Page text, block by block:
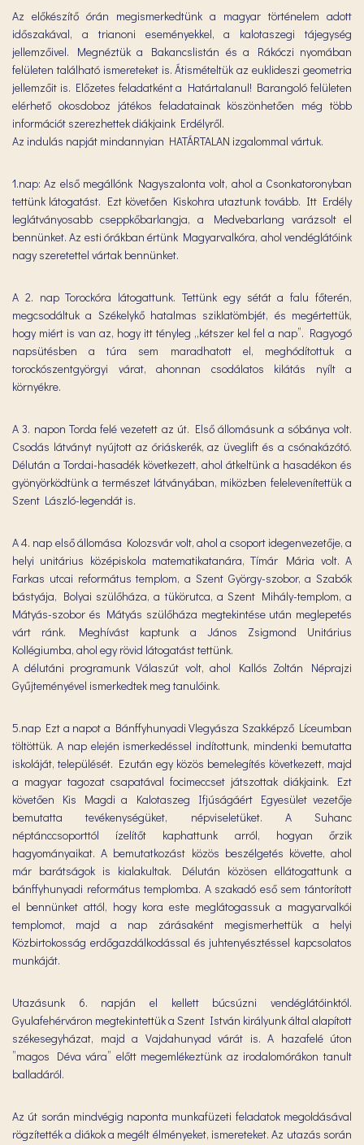
Az előkészítő órán megismerkedtünk a magyar történelem adott
időszakával, a trianoni eseményekkel, a kalotaszegi tájegység
jellemzőivel. Megnéztük a Bakancslistán és a Rákóczi nyomában
felületen található ismereteket is. Átismételtük az euklideszi geometria
jellemzőit is. Előzetes feladatként a Határtalanul! Barangoló felületen
elérhető okosdoboz játékos feladatainak köszönhetően még több
információt szerezhettek diákjaink Erdélyről.
Az indulás napját mindannyian HATÁRTALAN izgalommal vártuk.
1.nap: Az első megállónk Nagyszalonta volt, ahol a Csonkatoronyban
tettünk látogatást. Ezt követően Kiskohra utaztunk tovább. Itt Erdély
leglátványosabb cseppkőbarlangja, a Medvebarlang varázsolt el
bennünket. Az esti órákban értünk Magyarvalkóra, ahol vendéglátóink
nagy szeretettel vártak bennünket.
A 2. nap Torockóra látogattunk. Tettünk egy sétát a falu főterén,
megcsodáltuk a Székelykő hatalmas sziklatömbjét, és megértettük,
hogy miért is van az, hogy itt tényleg „kétszer kel fel a nap”. Ragyogó
napsütésben a túra sem maradhatott el, meghódítottuk a
torockószentgyörgyi várat, ahonnan csodálatos kilátás nyílt a
környékre.
A 3. napon Torda felé vezetett az út. Első állomásunk a sóbánya volt.
Csodás látványt nyújtott az óriáskerék, az üveglift és a csónakázótó.
Délután a Tordai-hasadék következett, ahol átkeltünk a hasadékon és
gyönyörködtünk a természet látványában, miközben felelevenítettük a
Szent László-legendát is.
A 4. nap első állomása Kolozsvár volt, ahol a csoport idegenvezetője, a
helyi unitárius középiskola matematikatanára, Tímár Mária volt. A
Farkas utcai református templom, a Szent György-szobor, a Szabók
bástyája, Bolyai szülőháza, a tükörutca, a Szent Mihály-templom, a
Mátyás-szobor és Mátyás szülőháza megtekintése után meglepetés
várt ránk. Meghívást kaptunk a János Zsigmond Unitárius
Kollégiumba, ahol egy rövid látogatást tettünk.
A délutáni programunk Válaszút volt, ahol Kallós Zoltán Néprajzi
Gyűjteményével ismerkedtek meg tanulóink.
5.nap Ezt a napot a Bánffyhunyadi Vlegyásza Szakképző Líceumban
töltöttük. A nap elején ismerkedéssel indítottunk, mindenki bemutatta
iskoláját, települését. Ezután egy közös bemelegítés következett, majd
a magyar tagozat csapatával focimeccset játszottak diákjaink. Ezt
követően Kis Magdi a Kalotaszeg Ifjúságáért Egyesület vezetője
bemutatta tevékenységüket, népviseletüket. A Suhanc
néptánccsoporttól ízelítőt kaphattunk arról, hogyan őrzik
hagyományaikat. A bemutatkozást közös beszélgetés követte, ahol
már barátságok is kialakultak. Délután közösen ellátogattunk a
bánffyhunyadi református templomba. A szakadó eső sem tántorított
el bennünket attól, hogy kora este meglátogassuk a magyarvalkói
templomot, majd a nap zárásaként megismerhettük a helyi
Közbirtokosság erdőgazdálkodással és juhtenyésztéssel kapcsolatos
munkáját.
Utazásunk 6. napján el kellett búcsúzni vendéglátóinktól.
Gyulafehérváron megtekintettük a Szent István királyunk által alapított
székesegyházat, majd a Vajdahunyad várát is. A hazafelé úton
”magos Déva vára” előtt megemlékeztünk az irodalomórákon tanult
balladáról.
Az út során mindvégig naponta munkafüzeti feladatok megoldásával
rögzítették a diákok a megélt élményeket, ismereteket. Az utazás során